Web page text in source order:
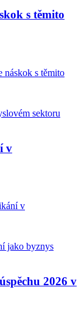
s těmito
náskok s těmito
v
v
2026 v